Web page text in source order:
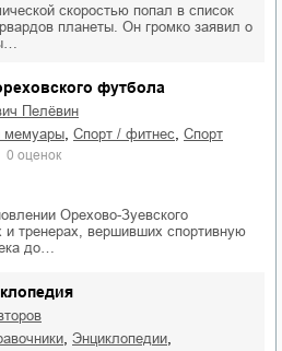
скоростью попал в список
планеты. Он громко заявил о
футбола
Пелёвин
мемуары, спорт / фитнес, спорт
0 оценок
Орехово-Зуевского
тренерах, вершивших спортивную
до…
, энциклопедии,